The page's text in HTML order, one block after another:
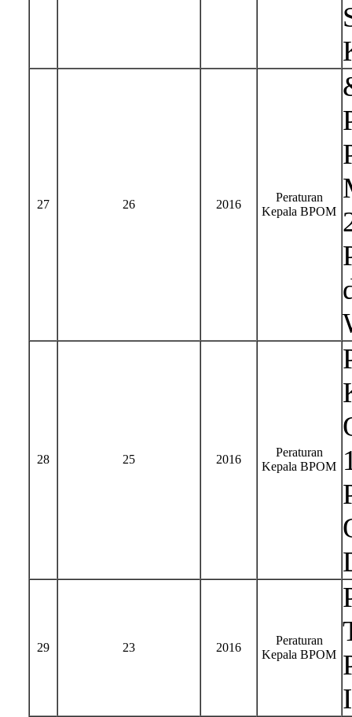
27 26 2016
Peraturan
Kepala BPOM
28 25 2016
Peraturan
Kepala BPOM
29 23 2016
Peraturan
Kepala BPOM